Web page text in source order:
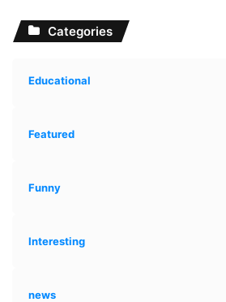
Categories
Educational
Featured
Funny
Interesting
news